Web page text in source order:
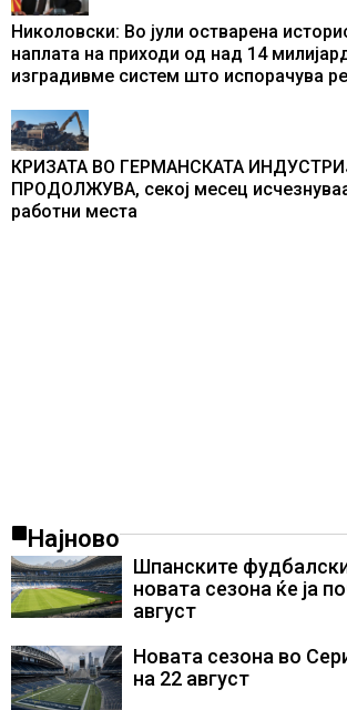
Николовски: Во јули остварена
наплата на приходи од над 14
изградивме систем што испорачува
КРИЗАТА ВО ГЕРМАНСКАТА
ПРОДОЛЖУВА, секој месец
работни места
Најново
Шпанските
новата сезона ќе ја
август
Новата сезона во
на 22 август